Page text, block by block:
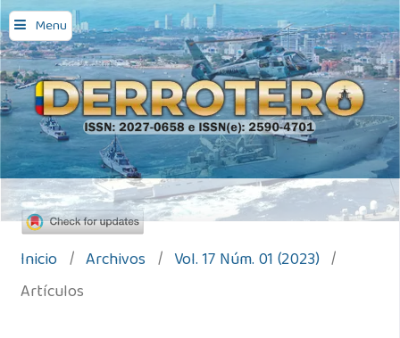
Menu
Inicio / Archivos / Vol. 17 Núm. 01 (2023) /
Artículos